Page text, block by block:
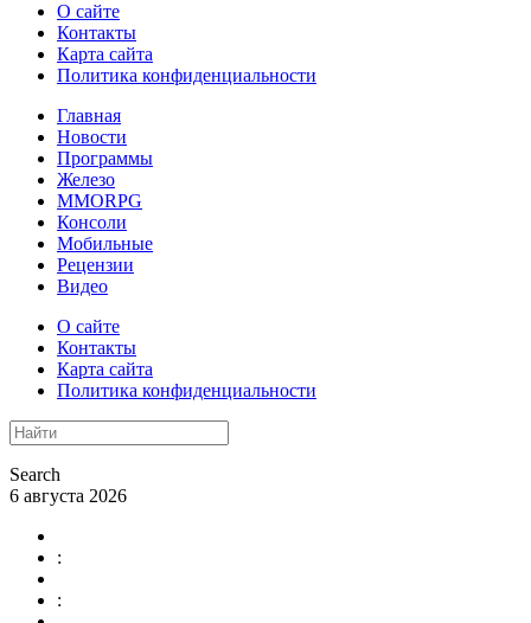
О сайте
Контакты
Карта сайта
Политика конфиденциальности
Главная
Новости
Программы
Железо
MMORPG
Консоли
Мобильные
Рецензии
Видео
О сайте
Контакты
Карта сайта
Политика конфиденциальности
Search
6 августа 2026
:
: